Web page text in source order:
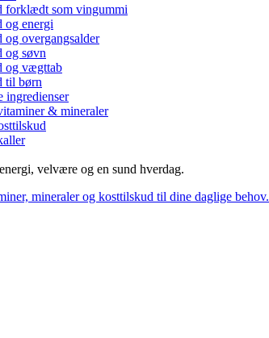
forklædt som vingummi
og energi
og overgangsalder
og søvn
og vægttab
til børn
ingredienser
& mineraler
velvære og en sund hverdag.
mineraler og kosttilskud til dine daglige behov.